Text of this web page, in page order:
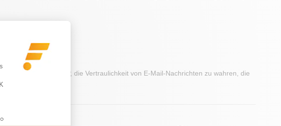
sich FITCORP, die Vertraulichkeit von E-Mail-Nachrichten zu wahren, die